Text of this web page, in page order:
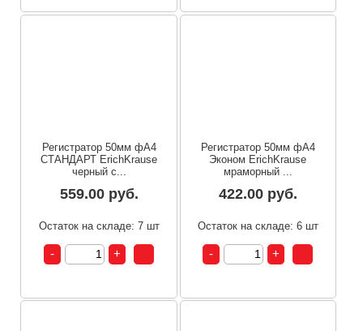
Регистратор 50мм фА4
СТАНДАРТ ErichKrause
черный с...
559.00 руб.
Остаток на складе: 7 шт
Регистратор 50мм фА4
Эконом ErichKrause
мраморный ...
422.00 руб.
Остаток на складе: 6 шт